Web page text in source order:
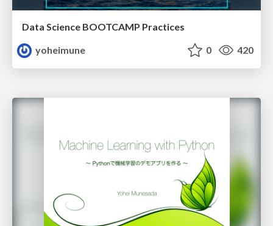
Data Science BOOTCAMP Practices
yoheimune
0 420